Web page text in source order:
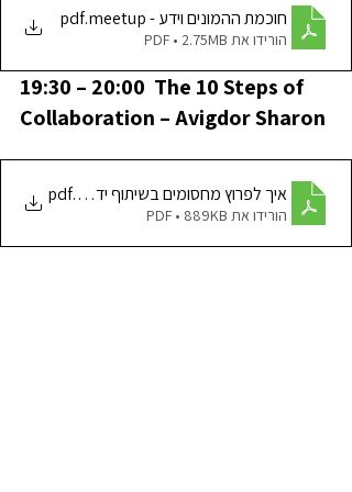
חוכמת ההמונים וידע - meetup .pdf
הורידו את PDF • 2.75MB
19:30 – 20:00  The 10 Steps of
Collaboration – Avigdor Sharon
איך לפרוץ מחסומים בשיתוף ידע כמנוע
.pdf
הורידו את PDF • 889KB